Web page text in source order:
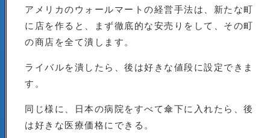
アメリカのウォールマートの経営手法は、新たな町
に店を作ると、まず徹底的な安売りをして、その町
の商店を全て潰します。
ライバルを潰したら、後は好きな値段に設定できま
す。
同じ様に、日本の病院をすべて傘下に入れたら、後
は好きな医療価格にできる。